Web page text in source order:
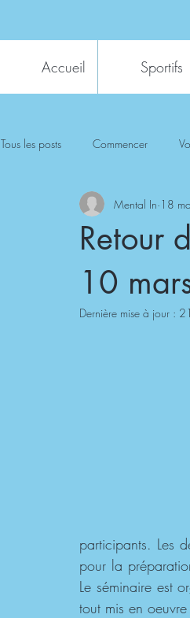
Accueil Sportifs
Tous les posts Commencer
Retour
10
Mental In 18
Dernière mise à jour :
participants. Les
pour la
Le séminaire est
tout mis en